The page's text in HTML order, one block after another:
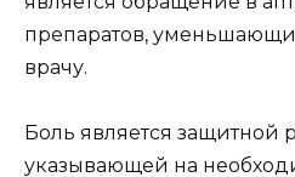
препаратов,
врачу.
Боль является защитной
указывающей на